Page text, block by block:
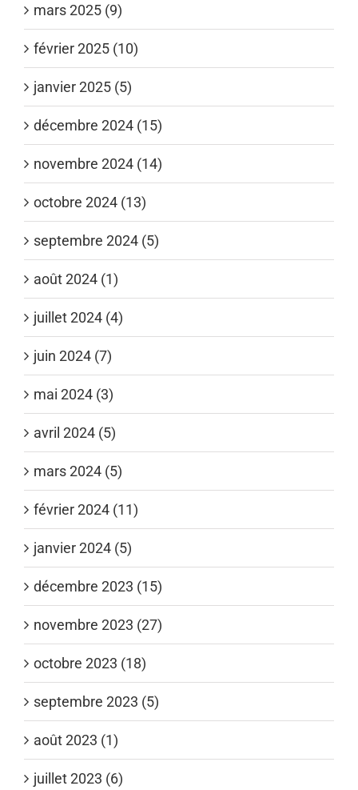
mars 2025 (9)
février 2025 (10)
janvier 2025 (5)
décembre 2024 (15)
novembre 2024 (14)
octobre 2024 (13)
septembre 2024 (5)
août 2024 (1)
juillet 2024 (4)
juin 2024 (7)
mai 2024 (3)
avril 2024 (5)
mars 2024 (5)
février 2024 (11)
janvier 2024 (5)
décembre 2023 (15)
novembre 2023 (27)
octobre 2023 (18)
septembre 2023 (5)
août 2023 (1)
juillet 2023 (6)